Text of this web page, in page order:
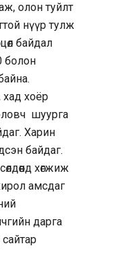
олон туйлт
нүүр тулж
байдал
болон
хоёр
шуурга
Харин
байдаг.
хөгжиж
амсдаг
дарга